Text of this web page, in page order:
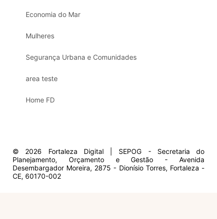
Economia do Mar
Mulheres
Segurança Urbana e Comunidades
area teste
Home FD
© 2026 Fortaleza Digital | SEPOG - Secretaria do
Planejamento, Orçamento e Gestão - Avenida
Desembargador Moreira, 2875 - Dionísio Torres, Fortaleza -
CE, 60170-002